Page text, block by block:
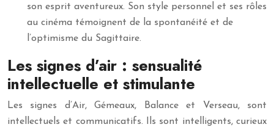
son esprit aventureux. Son style personnel et ses rôles
au cinéma témoignent de la spontanéité et de
l’optimisme du Sagittaire.
Les signes d’air : sensualité
intellectuelle et stimulante
Les signes d’Air, Gémeaux, Balance et Verseau, sont
intellectuels et communicatifs. Ils sont intelligents, curieux